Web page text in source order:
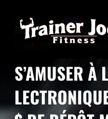
content
S’AMUSER À